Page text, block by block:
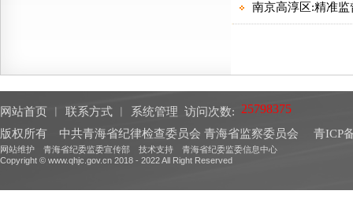
网站首页 联系方式 系统管理 访问次数:
版权所有 中共青海省纪律检查委员会 青海省监察委员会
青ICP
网站维护 青海省纪委监委宣传部 技术支持 青海省纪委监委信息中心
Copyright © www.qhjc.gov.cn 2018 - 2022 All Right Reserved